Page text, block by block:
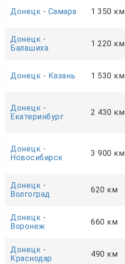
Донецк - Самара 1 350 км
Донецк -
Балашиха
1 220 км
Донецк - Казань 1 530 км
Донецк -
Екатеринбург
2 430 км
Донецк -
Новосибирск
3 900 км
Донецк -
Волгоград
620 км
Донецк -
Воронеж
660 км
Донецк -
Краснодар
490 км